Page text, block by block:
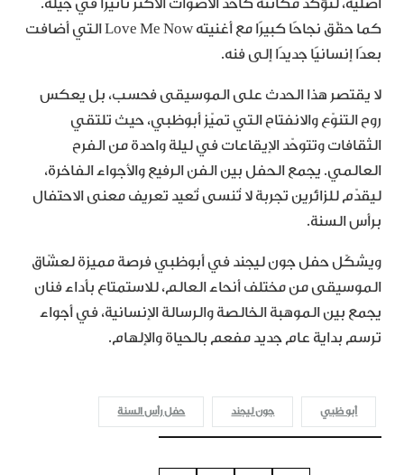
أصلية، لتؤكّد مكانته كأحد الأصوات الأكثر تأثيرًا في جيله.
كما حقّق نجاحًا كبيرًا مع أغنيته Love Me Now التي أضافت
بعدًا إنسانيًا جديدًا إلى فنه.
لا يقتصر هذا الحدث على الموسيقى فحسب، بل يعكس
روح التنوّع والانفتاح التي تميّز أبوظبي، حيث تلتقي
الثقافات وتتوحّد الإيقاعات في ليلة واحدة من الفرح
العالمي. يجمع الحفل بين الفن الرفيع والأجواء الفاخرة،
ليقدّم للزائرين تجربة لا تُنسى تُعيد تعريف معنى الاحتفال
برأس السنة.
ويشكّل حفل جون ليجند في أبوظبي فرصة مميزة لعشّاق
الموسيقى من مختلف أنحاء العالم، للاستمتاع بأداء فنان
يجمع بين الموهبة الخالصة والرسالة الإنسانية، في أجواء
ترسم بداية عام جديد مفعم بالحياة والإلهام.
أبو ظبي جون ليجند حفل رأس السنة